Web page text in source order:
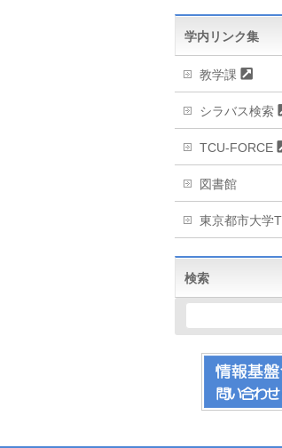
学内リンク集
教学課
シラバス検索
TCU-FORCE
図書館
東京都市大学
検索